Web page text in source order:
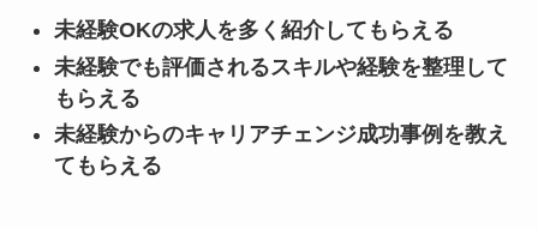
未経験OKの求人を多く紹介してもらえる
未経験でも評価されるスキルや経験を整理して
もらえる
未経験からのキャリアチェンジ成功事例を教え
てもらえる